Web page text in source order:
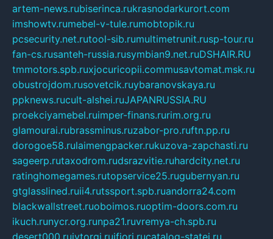
artem-news.rubiserinca.rukrasnodarkurort.com
imshowtv.rumebel-v-tule.rumobtopik.ru
pcsecurity.net.rutool-sib.rumultimetrunit.rusp-tour.ru
fan-cs.rusanteh-russia.rusymbian9.net.ruDSHAIR.RU
tmmotors.spb.ruxjocuricopii.commusavtomat.msk.ru
obustrojdom.rusovetcik.ruybaranovskaya.ru
ppknews.rucult-alshei.ruJAPANRUSSIA.RU
proekciyamebel.ruimper-finans.rurim.org.ru
glamourai.rubrassminus.ruzabor-pro.ruftn.pp.ru
dorogoe58.rulaimengpacker.rukuzova-zapchasti.ru
sageerp.rutaxodrom.rudsrazvitie.ruhardcity.net.ru
ratinghomegames.rutopservice25.rugubernyan.ru
gtglasslined.ruii4.rutssport.spb.ruandorra24.com
blackwallstreet.ruoboimos.ruoptim-doors.com.ru
ikuch.runycr.org.runpa21.ruvremya-ch.spb.ru
desert000.ruivtorgi.ruifiori.rucatalog-statei.ru